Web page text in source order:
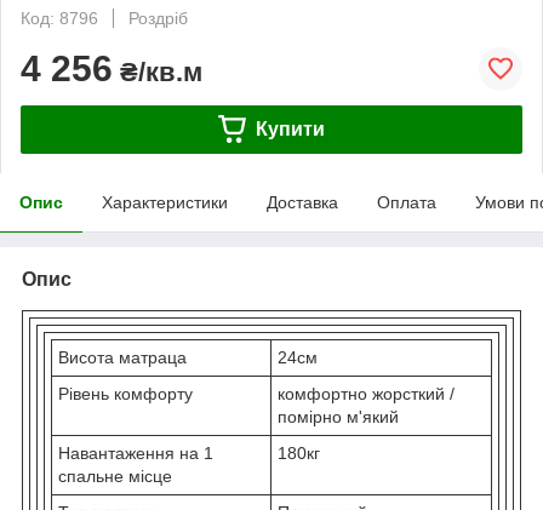
Код: 8796
Роздріб
4 256 ₴/кв.м
Купити
Опис Характеристики Доставка Оплата Умови
Опис
Висота матраца
24см
Рівень комфорту
комфортно жорсткий /
помірно м'який
Навантаження на 1
спальне місце
180кг